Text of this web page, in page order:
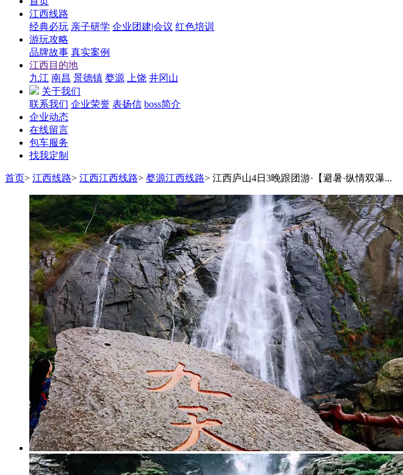
江西线路
经典必玩 亲子研学 企业团建|会议 红色培训
游玩攻略
品牌故事 真实案例
江西目的地
九江 南昌 景德镇 婺源 上饶 井冈山
关于我们
联系我们 企业荣誉 表扬信 boss简介
企业动态
在线留言
包车服务
找我定制
首页> 江西线路> 江西江西线路> 婺源江西线路> 江西庐山4日3晚跟团游·【避暑·纵情双瀑...